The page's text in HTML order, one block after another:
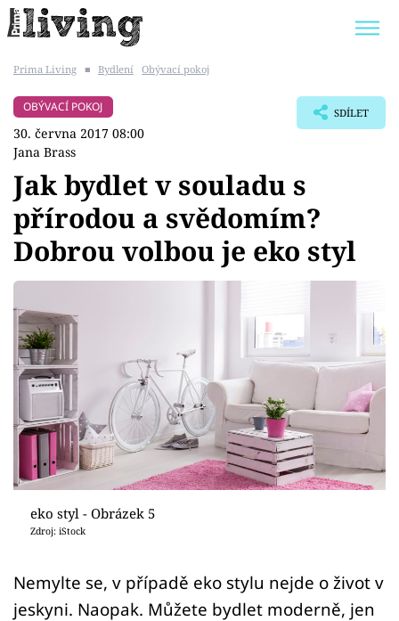
BYDLENÍ SLAVNÝCH
Témata
Bydlení
Zahrada
Design
Sledujte prima+
Přihlášení
Sledujte nás
Prima Living ■ Bydlení Obývací pokoj
OBÝVACÍ POKOJ
30. června 2017 08:00
Jana Brass
SDÍLET
Jak bydlet v souladu s
přírodou a svědomím?
Dobrou volbou je eko styl
eko styl - Obrázek 5
Zdroj: iStock
Nemylte se, v případě eko stylu nejde o život v
jeskyni. Naopak. Můžete bydlet moderně, jen